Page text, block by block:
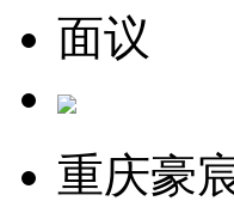
面议
重庆豪